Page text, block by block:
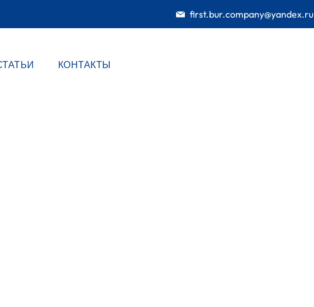
first.bur.company@yandex.ru
КОНТАКТЫ